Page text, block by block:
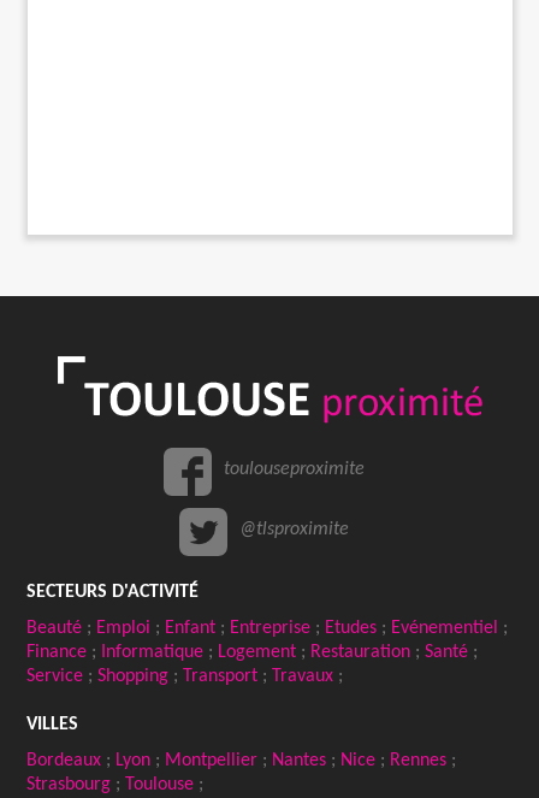
toulouseproximite
@tlsproximite
SECTEURS D'ACTIVITÉ
Beauté ; Emploi ; Enfant ; Entreprise ; Etudes ; Evénementiel ;
Finance ; Informatique ; Logement ; Restauration ; Santé ;
Service ; Shopping ; Transport ; Travaux ;
VILLES
Bordeaux ; Lyon ; Montpellier ; Nantes ; Nice ; Rennes ;
Strasbourg ; Toulouse ;